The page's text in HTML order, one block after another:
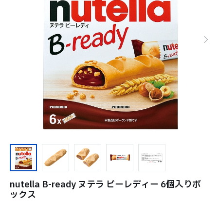
nutella B-ready ヌテラ ビーレディー 6個入りボ
ックス